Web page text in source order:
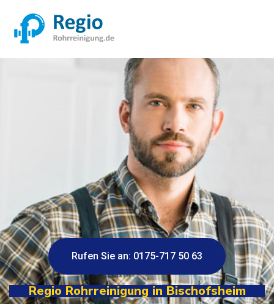
Rufen Sie an: 0175-717 50 63
Regio Rohrreinigung in Bischofsheim